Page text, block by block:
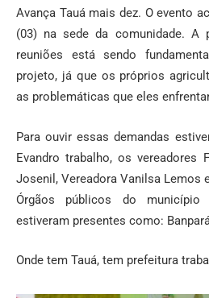
Avança Tauá mais dez. O evento
(03) na sede da comunidade. A
reuniões está sendo
projeto, já que os próprios
as problemáticas que eles
Para ouvir essas demandas
Evandro trabalho, os vereadores
Josenil, Vereadora Vanilsa Lemos
Órgãos públicos do
estiveram presentes como:
Onde tem Tauá, tem prefeitura